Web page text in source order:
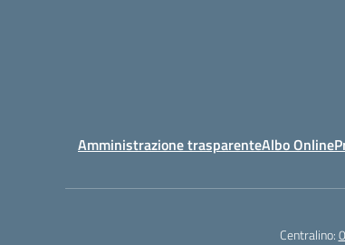
Amministrazione trasparenteAlbo Online
Centralino: